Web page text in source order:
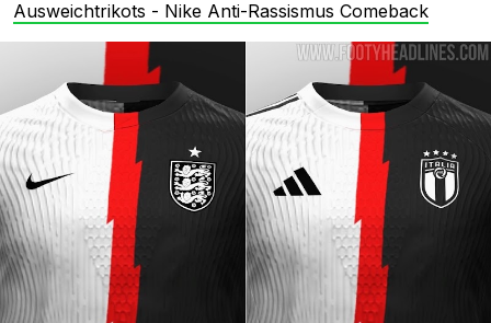
Ausweichtrikots - Nike Anti-Rassismus Comeback